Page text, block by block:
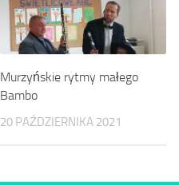
Murzyńskie rytmy małego
Bambo
20 PAŹDZIERNIKA 2021